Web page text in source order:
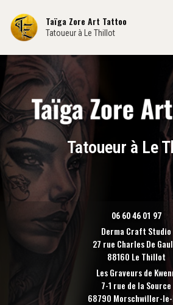
contenu
principal
Taïga Zore Art Tattoo
Tatoueur à Le Thillot
Tatoueur à Le
06 60 46 01 97
Derma Craft Studio
27 rue Charles De
88160 Le Thillot
Les Graveurs de
7-1 rue de la Source
68790 Morschwiller-